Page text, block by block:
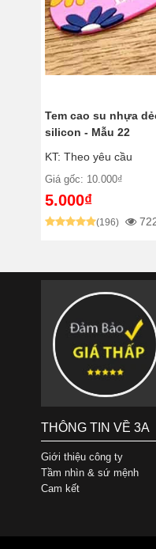
Tem cao su nhựa
silicon - Mẫu 22
KT: Theo yêu cầu
Giá gốc: 10.000₫
5.000₫
(196)
THÔNG TIN VỀ 3A
Giới thiệu công ty
Tầm nhìn & sứ mệnh
Cam kết